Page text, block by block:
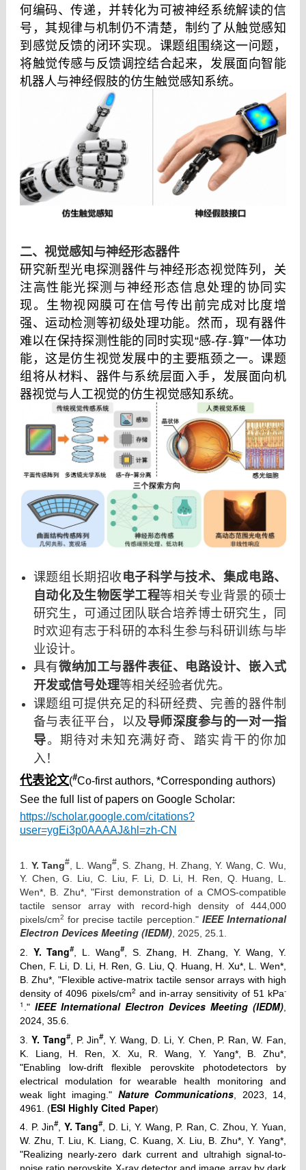
何编码、传递，并转化为可被神经系统解读的信
号，其规律与机制仍不清楚，制约了从触觉感知
到感觉反馈的闭环实现。课题组围绕这一问题，
将触觉传感与反馈调控结合起来，发展面向智能
机器人与神经假肢的仿生触觉感知系统。
二、视觉感知与神经形态器件
研究新型光电探测器件与神经形态视觉阵列，关
注高性能光探测与神经形态信息处理的协同实
现。生物视网膜可在信号传出前完成对比度增
强、运动检测等初级处理功能。然而，现有器件
难以在保持探测性能的同时实现“感-存-算”一体功
能，这是仿生视觉发展中的主要瓶颈之一。课题
组将从材料、器件与系统层面入手，发展面向机
器视觉与人工视觉的仿生视觉感知系统。
课题组长期招收电子科学与技术、集成电路、
自动化及生物医学工程等相关专业背景的硕士
研究生，可通过团队联合培养博士研究生，同
时欢迎有志于科研的本科生参与科研训练与毕
业设计。
具有微纳加工与器件表征、电路设计、嵌入式
开发或信号处理等相关经验者优先。
课题组可提供充足的科研经费、完善的器件制
备与表征平台，以及导师深度参与的一对一指
导。期待对未知充满好奇、踏实肯干的你加
入！
代表论文(#Co-first authors, *Corresponding authors)
See the full list of papers on Google Scholar:
https://scholar.google.com/citations?
user=ygEi3p0AAAAJ&hl=zh-CN
1. Y. Tang# , L. Wang#, S. Zhang, H. Zhang, Y. Wang, C. Wu,
Y. Chen, G. Liu, C. Liu, F. Li, D. Li, H. Ren, Q. Huang, L.
Wen*, B. Zhu*, "First demonstration of a CMOS-compatible
tactile sensor array with record-high density of 444,000
pixels/cm2 for precise tactile perception." IEEE International
Electron Devices Meeting (IEDM), 2025, 25.1.
2. Y. Tang# , L. Wang#, S. Zhang, H. Zhang, Y. Wang, Y.
Chen, F. Li, D. Li, H. Ren, G. Liu, Q. Huang, H. Xu*, L. Wen*,
B. Zhu*, "Flexible active-matrix tactile sensor arrays with high
density of 4096 pixels/cm2 and in-array sensitivity of 51 kPa-
1 ." IEEE International Electron Devices Meeting (IEDM)
2024, 35.6.
3. Y. Tang#, P. Jin# , Y. Wang, D. Li, Y. Chen, P. Ran, W. Fan,
K. Liang, H. Ren, X. Xu, R. Wang, Y. Yang*, B. Zhu*,
"Enabling low-drift flexible perovskite photodetectors by
electrical modulation for wearable health monitoring and
weak light imaging." Nature Communications , 2023, 14,
4961. (ESI Highly Cited Paper)
4. P. Jin#, Y. Tang#, D. Li, Y. Wang, P. Ran, C. Zhou, Y. Yuan,
W. Zhu, T. Liu, K. Liang, C. Kuang, X. Liu, B. Zhu*, Y. Yang*,
"Realizing nearly-zero dark current and ultrahigh signal-to-